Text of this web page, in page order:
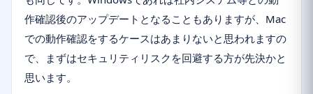
作確認後のアップデートとなることもありますが、Mac
での動作確認をするケースはあまりないと思われますの
で、まずはセキュリティリスクを回避する方が先決かと
思います。